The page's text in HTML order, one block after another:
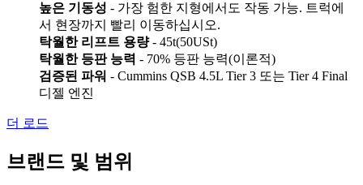
높은 기동성 - 가장 험한 지형에서도 작동 가능. 트럭에
서 현장까지 빨리 이동하십시오.
탁월한 리프트 용량- 45t(50USt)
탁월한 등판 능력 - 70% 등판 능력(이론적)
검증된 파워 - Cummins QSB 4.5L Tier 3 또는 Tier 4 Final
디젤 엔진
더 로드
브랜드 및 범위